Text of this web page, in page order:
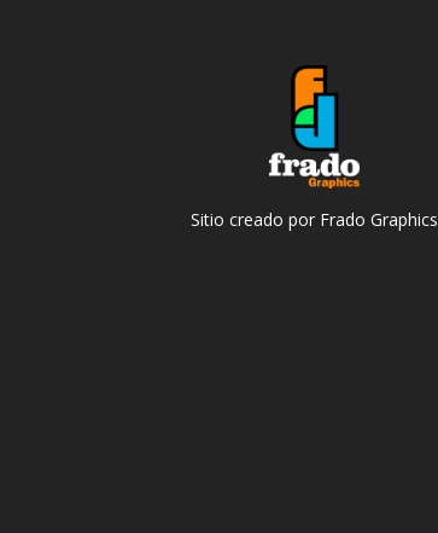
Sitio creado por Frado Graphics